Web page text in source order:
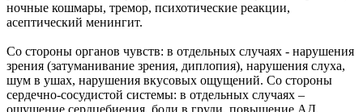
ночные кошмары, тремор, психотические реакции,
асептический менингит.
Со стороны органов чувств: в отдельных случаях - нарушения
зрения (затуманивание зрения, диплопия), нарушения слуха,
шум в ушах, нарушения вкусовых ощущений. Со стороны
сердечно-сосудистой системы: в отдельных случаях –
ощущение сердцебиения, боли в груди, повышение АД,